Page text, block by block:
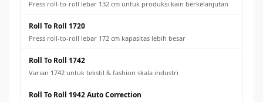
Press roll-to-roll lebar 132 cm untuk produksi kain berkelanjutan
Roll To Roll 1720
Press roll-to-roll lebar 172 cm kapasitas lebih besar
Roll To Roll 1742
Varian 1742 untuk tekstil & fashion skala industri
Roll To Roll 1942 Auto Correction